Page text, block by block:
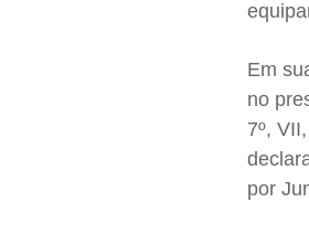
Em
no
7º,
por